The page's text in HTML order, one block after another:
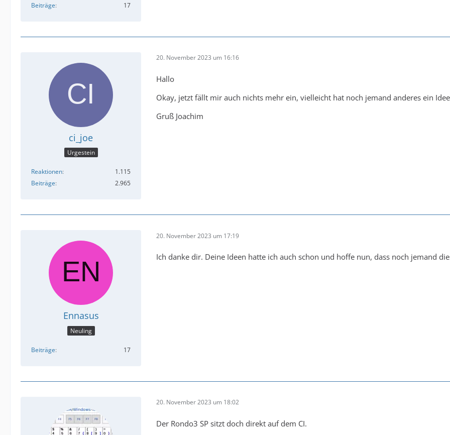
Beiträge 17
ci_joe
Urgestein
Reaktionen
1.115
Beiträge
2.965
20. November 2023 um 16:16
Hallo
Okay, jetzt fällt mir auch nichts mehr ein, vielleicht hat noch jemand anderes ein
Gruß Joachim
Ennasus
Neuling
Beiträge 17
20. November 2023 um 17:19
Ich danke dir. Deine Ideen hatte ich auch schon und hoffe nun, dass noch jemand
20. November 2023 um 18:02
Der Rondo3 SP sitzt doch direkt auf dem CI.